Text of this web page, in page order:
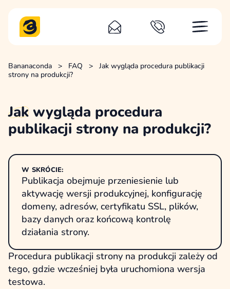
Bananaconda > FAQ >
Jak wygląda procedura publikacji
strony na produkcji?
Jak wygląda procedura
publikacji strony na produkcji?
W SKRÓCIE:
Publikacja obejmuje przeniesienie lub
aktywację wersji produkcyjnej, konfigurację
domeny, adresów, certyfikatu SSL, plików,
bazy danych oraz końcową kontrolę
działania strony.
Procedura publikacji strony na produkcji zależy od
tego, gdzie wcześniej była uruchomiona wersja
testowa.